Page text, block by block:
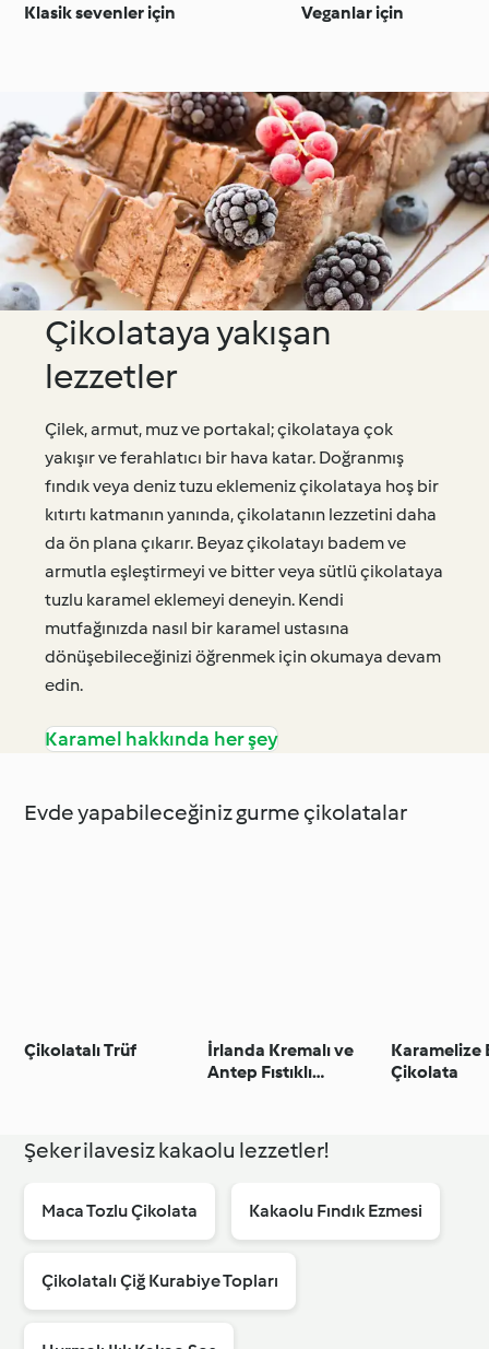
Klasik sevenler için Veganlar için
Çikolataya yakışan
lezzetler
Çilek, armut, muz ve portakal; çikolataya çok
yakışır ve ferahlatıcı bir hava katar. Doğranmış
fındık veya deniz tuzu eklemeniz çikolataya hoş bir
kıtırtı katmanın yanında, çikolatanın lezzetini daha
da ön plana çıkarır. Beyaz çikolatayı badem ve
armutla eşleştirmeyi ve bitter veya sütlü çikolataya
tuzlu karamel eklemeyi deneyin. Kendi
mutfağınızda nasıl bir karamel ustasına
dönüşebileceğinizi öğrenmek için okumaya devam
edin.
Karamel hakkında her şey
Evde yapabileceğiniz gurme çikolatalar
Çikolatalı Trüf
İrlanda Kremalı ve
Antep Fıstıklı
Karamelize
Çikolata
Şeker ilavesiz kakaolu lezzetler!
Maca Tozlu Çikolata Kakaolu Fındık Ezmesi
Çikolatalı Çiğ Kurabiye Topları